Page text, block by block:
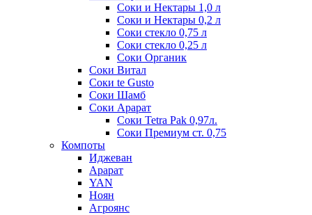
Соки и Нектары 1,0 л
Соки и Нектары 0,2 л
Соки стекло 0,75 л
Соки стекло 0,25 л
Соки Органик
Соки Витал
Соки te Gusto
Соки Шамб
Соки Арарат
Соки Tetra Pak 0,97л.
Соки Премиум ст. 0,75
Компоты
Иджеван
Арарат
YAN
Ноян
Агроянс